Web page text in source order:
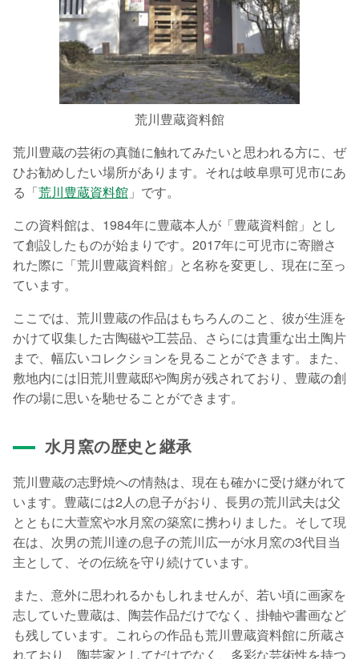
荒川豊蔵資料館
荒川豊蔵の芸術の真髄に触れてみたいと思われる方に、ぜ
ひお勧めしたい場所があります。それは岐阜県可児市にあ
る「荒川豊蔵資料館 」です。
この資料館は、1984年に豊蔵本人が「豊蔵資料館」とし
て創設したものが始まりです。2017年に可児市に寄贈さ
れた際に「荒川豊蔵資料館」と名称を変更し、現在に至っ
ています。
ここでは、荒川豊蔵の作品はもちろんのこと、彼が生涯を
かけて収集した古陶磁や工芸品、さらには貴重な出土陶片
まで、幅広いコレクションを見ることができます。また、
敷地内には旧荒川豊蔵邸や陶房が残されており、豊蔵の創
作の場に思いを馳せることができます。
水月窯の歴史と継承
荒川豊蔵の志野焼への情熱は、現在も確かに受け継がれて
います。豊蔵には2人の息子がおり、長男の荒川武夫は父
とともに大萱窯や水月窯の築窯に携わりました。そして現
在は、次男の荒川達の息子の荒川広一が水月窯の3代目当
主として、その伝統を守り続けています。
また、意外に思われるかもしれませんが、若い頃に画家を
志していた豊蔵は、陶芸作品だけでなく、掛軸や書画など
も残しています。これらの作品も荒川豊蔵資料館に所蔵さ
れており、陶芸家としてだけでなく、多彩な芸術性を持つ